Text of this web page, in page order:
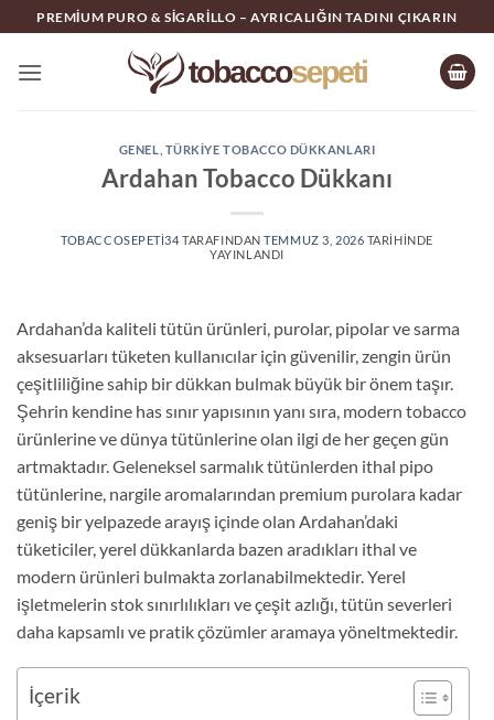
İçeriğe
atla
PREMIUM PURO & SIGARILLO – AYRICALIĞIN TADINI ÇIKARIN
GENEL TÜRKIYE TOBACCO DÜKKANLARI
Ardahan Tobacco Dükkanı
TOBACCOSEPETI34TARAFINDAN TEMMUZ 3, 2026 TARIHINDE
YAYINLANDI
Ardahan’da kaliteli tütün ürünleri, purolar, pipolar ve sarma
aksesuarları tüketen kullanıcılar için güvenilir, zengin ürün
çeşitliliğine sahip bir dükkan bulmak büyük bir önem taşır.
Şehrin kendine has sınır yapısının yanı sıra, modern tobacco
ürünlerine ve dünya tütünlerine olan ilgi de her geçen gün
artmaktadır. Geleneksel sarmalık tütünlerden ithal pipo
tütünlerine, nargile aromalarından premium purolara kadar
geniş bir yelpazede arayış içinde olan Ardahan’daki
tüketiciler, yerel dükkanlarda bazen aradıkları ithal ve
modern ürünleri bulmakta zorlanabilmektedir. Yerel
işletmelerin stok sınırlılıkları ve çeşit azlığı, tütün severleri
daha kapsamlı ve pratik çözümler aramaya yöneltmektedir.
İçerik